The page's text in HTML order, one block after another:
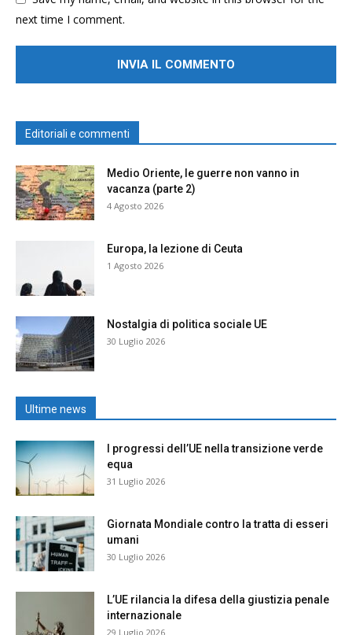
next time I comment.
Editoriali e commenti
Medio Oriente, le guerre non vanno in
vacanza (parte 2)
4 Agosto 2026
Europa, la lezione di Ceuta
1 Agosto 2026
Nostalgia di politica sociale UE
30 Luglio 2026
Ultime news
I progressi dell’UE nella transizione verde
equa
31 Luglio 2026
Giornata Mondiale contro la tratta di esseri
umani
30 Luglio 2026
L’UE rilancia la difesa della giustizia penale
internazionale
29 Luglio 2026